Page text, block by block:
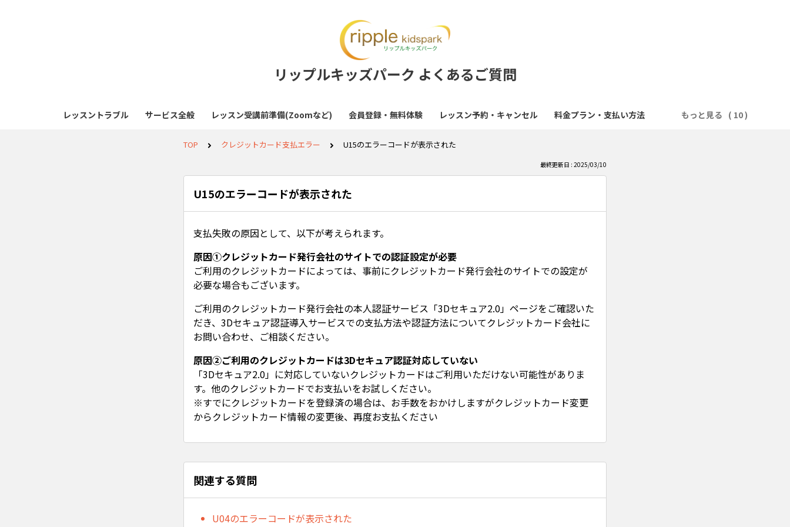
リップルキッズパーク よくあるご質問
レッスントラブル サービス全般 レッスン受講前準備(Zoomなど) 会員登録・無料体験 レッスン予約・キャンセル 料金プラン・支払い方法 もっと見る
TOP クレジットカード支払エラー U15のエラーコードが表示された
最終更新日 : 2025/03/10
U15のエラーコードが表示された
支払失敗の原因として、以下が考えられます。
原因①クレジットカード発行会社のサイトでの認証設定が必要
ご利用のクレジットカードによっては、事前にクレジットカード発行会社のサイトでの設定が
必要な場合もございます。
ご利用のクレジットカード発行会社の本人認証サービス「3Dセキュア2.0」ページをご確認いた
だき、3Dセキュア認証導入サービスでの支払方法や認証方法についてクレジットカード会社に
お問い合わせ、ご相談ください。
原因②ご利用のクレジットカードは3Dセキュア認証対応していない
「3Dセキュア2.0」に対応していないクレジットカードはご利用いただけない可能性がありま
す。他のクレジットカードでお支払いをお試しください。
※すでにクレジットカードを登録済の場合は、お手数をおかけしますがクレジットカード変更
からクレジットカード情報の変更後、再度お支払ください
関連する質問
U04のエラーコードが表示された